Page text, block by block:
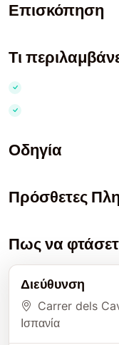
Επισκόπηση
Τι
Οδηγία
Πρόσθετες
Πως να
Διεύθυνση
Carrer dels
Ισπανία